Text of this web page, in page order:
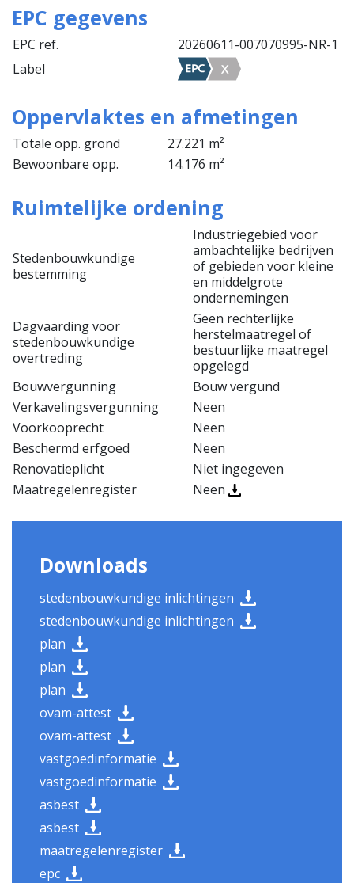
EPC gegevens
EPC ref.
20260611-007070995-NR-1
Label
Oppervlaktes en afmetingen
Totale opp. grond
27.221 m²
Bewoonbare opp.
14.176 m²
Ruimtelijke ordening
Stedenbouwkundige
bestemming
Industriegebied voor
ambachtelijke bedrijven
of gebieden voor kleine
en middelgrote
ondernemingen
Dagvaarding voor
stedenbouwkundige
overtreding
Geen rechterlijke
herstelmaatregel of
bestuurlijke maatregel
opgelegd
Bouwvergunning
Bouw vergund
Verkavelingsvergunning
Neen
Voorkooprecht
Neen
Beschermd erfgoed
Neen
Renovatieplicht
Niet ingegeven
Maatregelenregister
Neen
Downloads
stedenbouwkundige inlichtingen
stedenbouwkundige inlichtingen
plan
plan
plan
ovam-attest
ovam-attest
vastgoedinformatie
vastgoedinformatie
asbest
asbest
maatregelenregister
epc